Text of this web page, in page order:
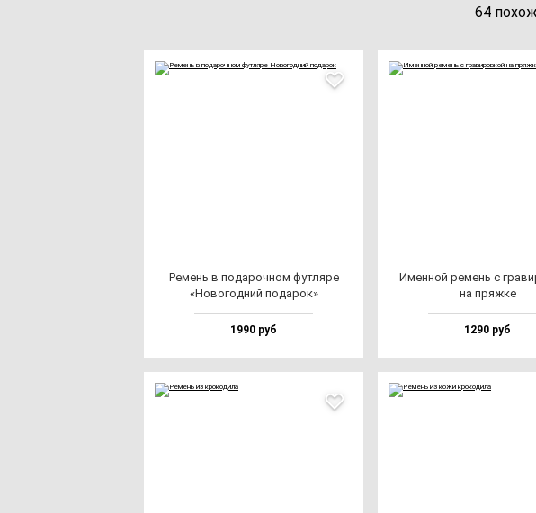
64
Ремень в по­да­роч­ном фут­ля­ре
«Ново­год­ний по­да­рок»
1990 руб
Имен­ной ре­мень с
на пряж­ке
1290 руб